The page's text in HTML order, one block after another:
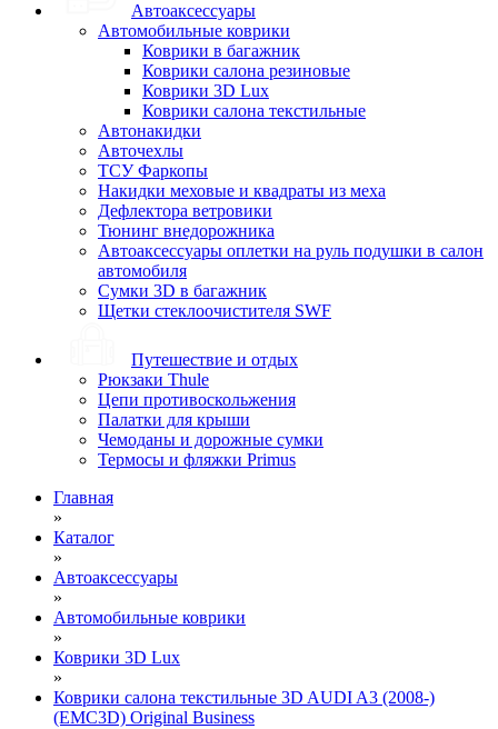
Автоаксессуары
Автомобильные коврики
Коврики в багажник
Коврики салона резиновые
Коврики 3D Lux
Коврики салона текстильные
Автонакидки
Авточехлы
ТСУ Фаркопы
Накидки меховые и квадраты из меха
Дефлектора ветровики
Тюнинг внедорожника
Автоаксессуары оплетки на руль подушки в салон
автомобиля
Сумки 3D в багажник
Щетки стеклоочистителя SWF
Путешествие и отдых
Рюкзаки Thule
Цепи противоскольжения
Палатки для крыши
Чемоданы и дорожные сумки
Термосы и фляжки Primus
Главная
»
Каталог
»
Автоаксессуары
»
Автомобильные коврики
»
Коврики 3D Lux
»
Коврики салона текстильные 3D AUDI A3 (2008-)
(EMC3D) Original Business